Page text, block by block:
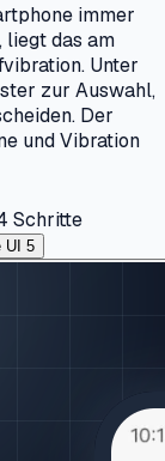
immer
liegt das am
Unter
zur Auswahl,
Der
und Vibration
Schritte
UI 5